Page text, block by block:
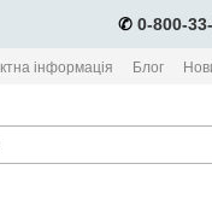
✆ 0-800-
інформація Блог